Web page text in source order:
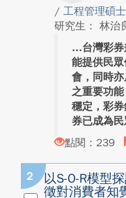
/ 工程管理碩
研究生： 林治
台灣彩
能提供民
會，同時
之重要功
穩定，彩
券已成為
點閱：239
2
以S-O-R模型
徵對消費者知